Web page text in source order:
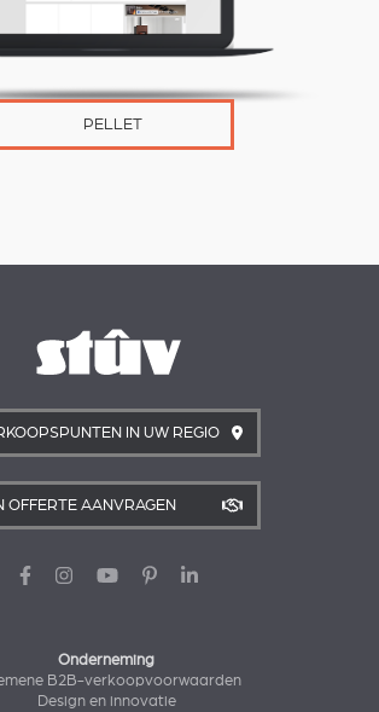
PELLET
IN UW REGIO
OFFERTE AANVRAGEN
Onderneming
B2B-verkoopvoorwaarden
Design en innovatie